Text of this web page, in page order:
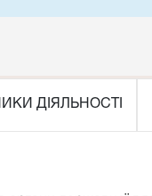
ДІЯЛЬНОСТІ